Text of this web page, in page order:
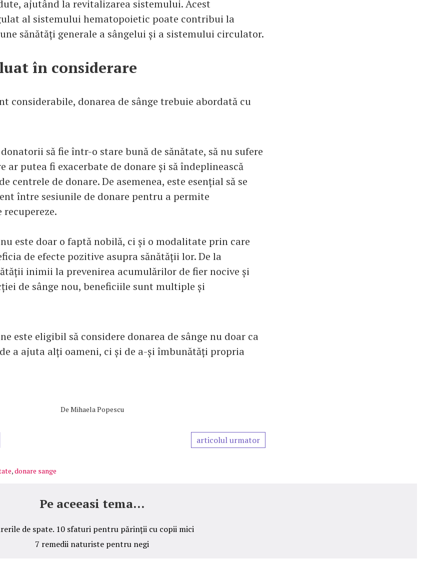
ajutând la revitalizarea sistemului. Acest
al sistemului hematopoietic poate contribui la
sănătăți generale a sângelui și a sistemului circulator.
în considerare
considerabile, donarea de sânge trebuie abordată cu
să fie într-o stare bună de sănătate, să nu sufere
ar putea fi exacerbate de donare și să îndeplinească
centrele de donare. De asemenea, este esențial să se
între sesiunile de donare pentru a permite
recupereze.
este doar o faptă nobilă, ci și o modalitate prin care
de efecte pozitive asupra sănătății lor. De la
inimii la prevenirea acumulărilor de fier nocive și
de sânge nou, beneficiile sunt multiple și
este eligibil să considere donarea de sânge nu doar ca
a ajuta alți oameni, ci și de a-și îmbunătăți propria
De Mihaela Popescu
articolul urmator
,donare sange
Pe aceeasi tema...
de spate. 10 sfaturi pentru părinții cu copii mici
7 remedii naturiste pentru negi